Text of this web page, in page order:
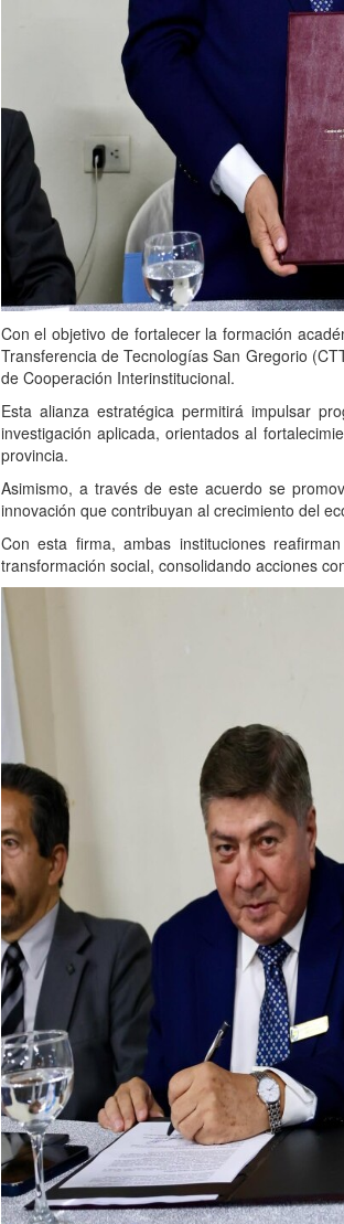
Con el objetivo de fortalecer la formación
Transferencia de Tecnologías San Gregorio
de Cooperación Interinstitucional.
Esta alianza estratégica permitirá impulsar
investigación aplicada, orientados al
provincia.
Asimismo, a través de este acuerdo se
innovación que contribuyan al crecimiento del
Con esta firma, ambas instituciones
transformación social, consolidando acciones